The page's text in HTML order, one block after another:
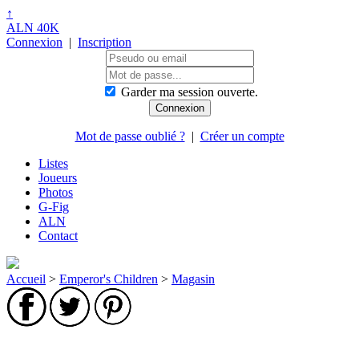
↑
ALN 40K
Connexion | Inscription
Garder ma session ouverte.
Mot de passe oublié ?| Créer un compte
Listes
Joueurs
Photos
G-Fig
ALN
Contact
Accueil > Emperor's Children > Magasin